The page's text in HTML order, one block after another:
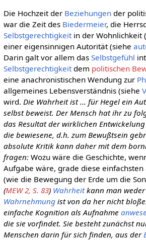
Die Hochzeit der Beziehungender
war die Zeit des Biedermeier, die
Selbstgerechtigkeitin der Wohnlichkeit
einer eigensinnigen Autorität (siehe
Darin galt vor allem das Selbstgefühl
Selbstgerechtigkeitdem politischen
eine anachronistischen Wendung zur
allgemeines Lebensverständnis (siehe
wird. Die Wahrheit ist ... für Hegel ein
selbst beweist. Der Mensch hat ihr zu
das Resultat der wirklichen
die bewiesene, d.h. zum Bewußtsein
absolute Kritik kann daher mit dem
fragen: Wozu wäre die Geschichte,
Aufgabe wäre, grade diese
(wie die Bewegung der Erde um die
(MEW 2, S. 83) Wahrheitkann man weder
Wahrnehmungist von da her nicht
einfache Kognition als Aufnahme
die sie vorfindet. Sie besteht zunächst
Menschen darin für sich finden, aus der